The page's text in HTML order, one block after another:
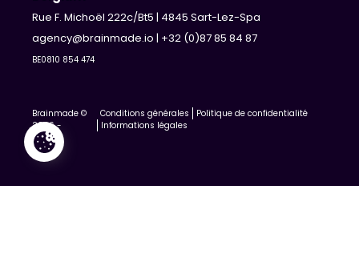
Rue F. Michoël 222c/Bt5 | 4845 Sart-Lez-Spa
agency@brainmade.io | +32 (0)87 85 84 87
BE0810 854 474
Brainmade ©
2026 -
Conditions générales
Politique de confidentialité
Informations légales